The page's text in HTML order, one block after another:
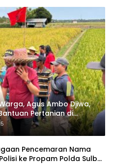
Agus Ambo Djiwa,
Pertanian di
Pencemaran Nama
ke Propam Polda Sulbar